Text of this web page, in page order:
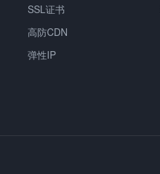
SSL证书
高防CDN
弹性IP